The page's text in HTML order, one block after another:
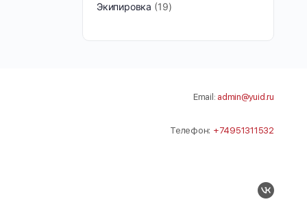
Экипировка
19
Email: admin@yuid.ru
Телефон: +74951311532